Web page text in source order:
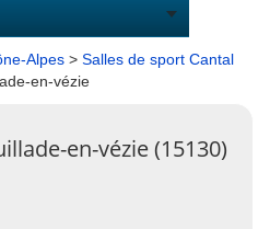
Alpes > Salles de sport Cantal
en-vézie
en-vézie (15130)